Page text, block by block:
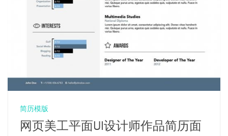
简历模版
网页美工平面UI设计师作品简历面